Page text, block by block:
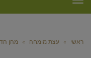
ראשי » עצת מומחה » מהן